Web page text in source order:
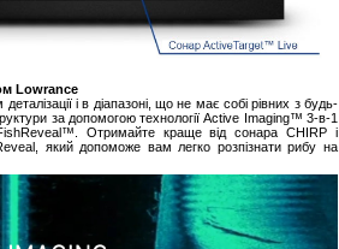
Lowrance
і в діапазоні, що не має собі рівних з будь-
за допомогою технології Active Imaging™ 3-в-1
Отримайте краще від сонара CHIRP і
який допоможе вам легко розпізнати рибу на